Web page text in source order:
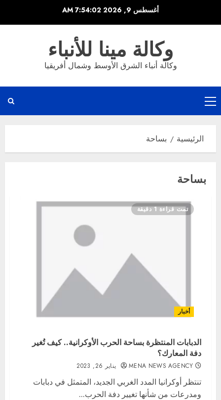
أغسطس 9, 2026 7:54:02 AM
وكالة مينا للأنباء
وكالة أنباء الشرق الأوسط وشمال أفريقيا
القائمة
الرئيسية
الرئيسية بساحة
بساحة
تمت قراءة 1 دقيقة
أخبار
الدبابات المنتظرة بساحة الحرب الأوكرانية.. كيف تُغير
دفة المعارك؟
MENA NEWS AGENCY يناير 26, 2023
تنتظر أوكرانيا المدد الغربي الجديد، المتمثل في دبابات
ومدرعات من شأنها تغيير دفة الحرب...